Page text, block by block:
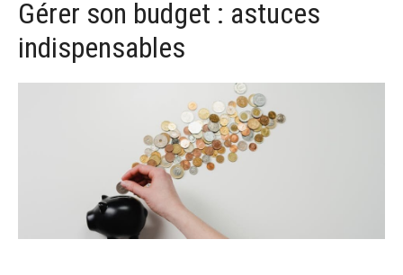
Gérer son budget : astuces
indispensables